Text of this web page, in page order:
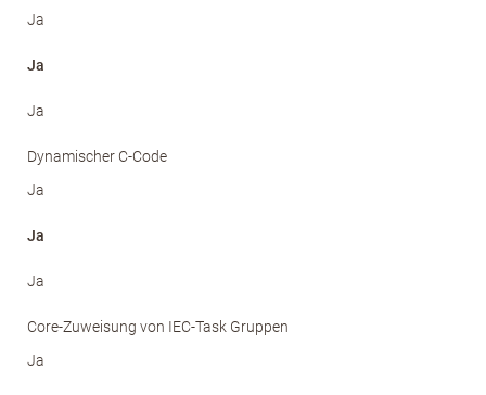
Ja
Ja
Ja
Dynamischer C-Code
Ja
Ja
Ja
Core-Zuweisung von IEC-Task Gruppen
Ja